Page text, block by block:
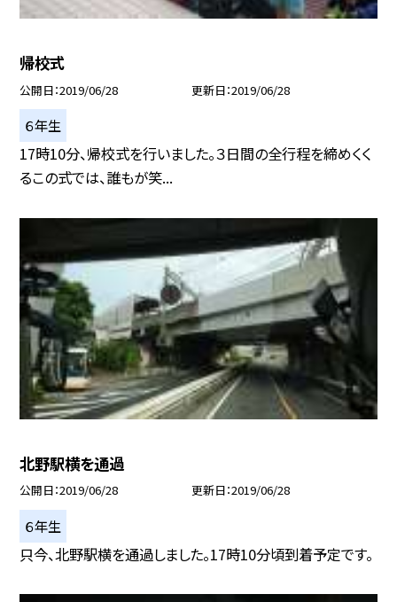
帰校式
公開日 2019/06/28 更新日 2019/06/28
６年生
17時10分、帰校式を行いました。３日間の全行程を締めくく
るこの式では、誰もが笑...
北野駅横を通過
公開日 2019/06/28 更新日 2019/06/28
６年生
只今、北野駅横を通過しました。17時10分頃到着予定です。